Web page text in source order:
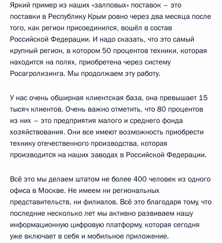
Яркий пример из наших «залповых» поставок – это
поставки в Республику Крым ровно через два месяца после
того, как регион присоединился, вошёл в состав
Российской Федерации. И надо сказать, что это самый
крупный регион, в котором 50 процентов техники, которая
находится на полях, приобретена через систему
Росагролизинга. Мы продолжаем эту работу.
У нас очень обширная клиентская база, она превышает 15
тысяч клиентов. Очень важно отметить, что 80 процентов
из них – это предприятия малого и среднего фонда
хозяйствования. Они все имеют возможность приобрести
технику отечественного производства, которая
производится на наших заводах в Российской Федерации.
Всё это мы делаем штатом не более 400 человек из одного
офиса в Москве. Не имеем ни региональных
представительств, ни филиалов. Всё это благодаря тому, что
последние несколько лет мы активно развиваем нашу
информационную цифровую платформу, которая сегодня
уже включает в себя и мобильное приложение.